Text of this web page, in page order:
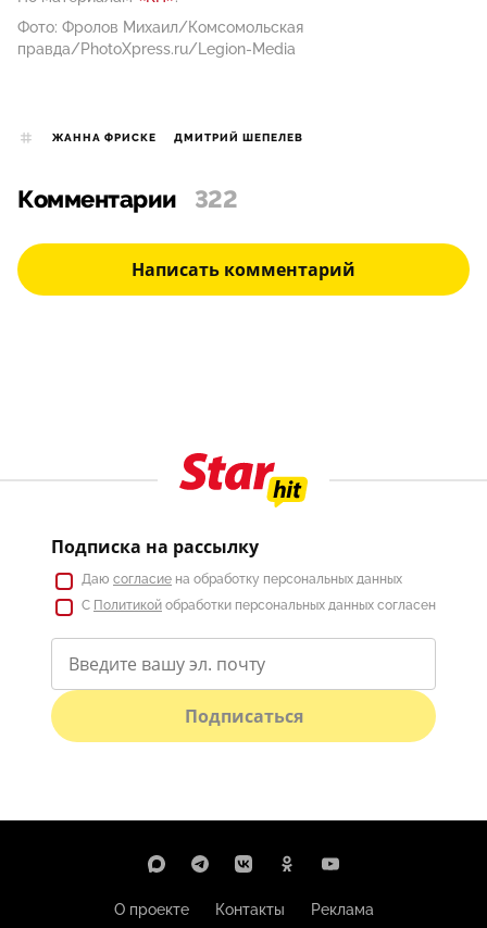
Фото: Фролов Михаил/Комсомольская
правда/PhotoXpress.ru/Legion-Media
ЖАННА ФРИСКЕ ДМИТРИЙ ШЕПЕЛЕВ
Комментарии 322
Написать комментарий
Подписка на рассылку
Даю согласие на обработку персональных данных
С Политикой обработки персональных данных согласен
Подписаться
О проекте Контакты
Реклама